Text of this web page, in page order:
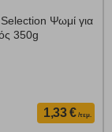
Ψωμί για
350g
1,33 € /τεμ.